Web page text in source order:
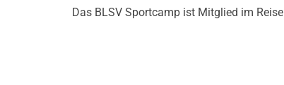
Das BLSV Sportcamp ist Mitglied im